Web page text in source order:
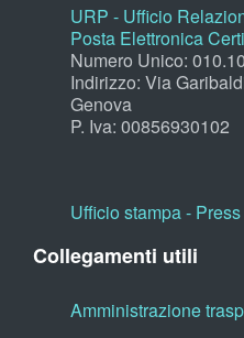
URP - Ufficio
Posta Elettronica
Numero Unico:
Indirizzo: Via
Genova
P. Iva: 00856930102
Ufficio stampa -
Collegamenti utili
Amministrazione